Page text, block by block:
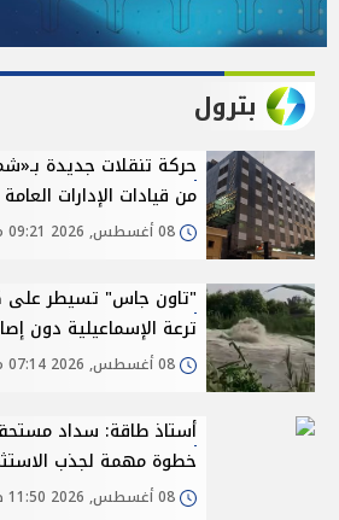
بترول
من قيادات الإدارات
"تاون جاس" تسيطر على
ترعة الإسماعيلية دون
أستاذ طاقة: سداد
خطوة مهمة لجذب